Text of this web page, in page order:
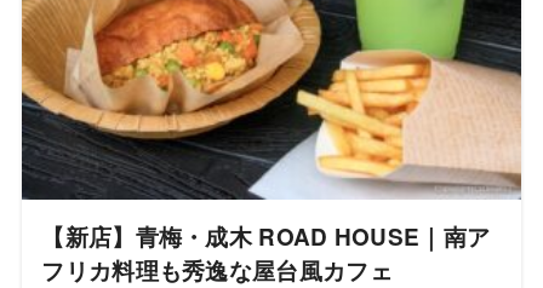
【新店】青梅・成木 ROAD HOUSE｜南ア
フリカ料理も秀逸な屋台風カフェ